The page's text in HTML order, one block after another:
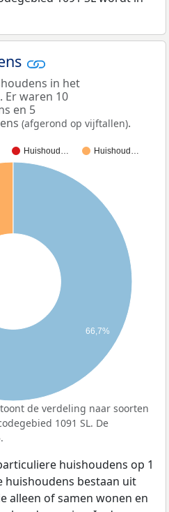
in het
Er waren 10
en 5
(afgerond op vijftallen).
Huishoud… Huishoud…
66,7%
de verdeling naar soorten
1091 SL. De
huishoudens op 1
huishoudens bestaan uit
alleen of samen wonen en